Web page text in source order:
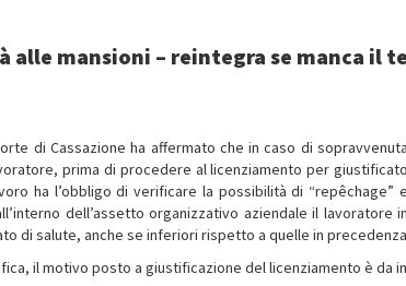
alle mansioni – reintegra se manca il
di Cassazione ha affermato che in caso di sopravvenuta
prima di procedere al licenziamento per giustificato
ha l’obbligo di verificare la possibilità di “repêchage” e
dell’assetto organizzativo aziendale il lavoratore in
di salute, anche se inferiori rispetto a quelle in
il motivo posto a giustificazione del licenziamento è da